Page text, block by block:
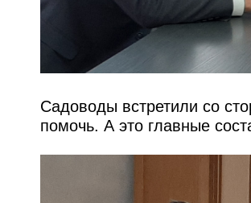
Садоводы встретили со
помочь. А это главные